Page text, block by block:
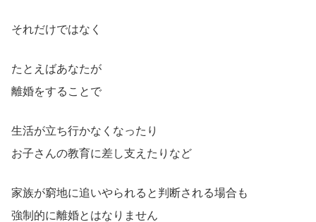
それだけではなく
たとえばあなたが
離婚をすることで
生活が立ち行かなくなったり
お子さんの教育に差し支えたりなど
家族が窮地に追いやられると判断される場合も
強制的に離婚とはなりません